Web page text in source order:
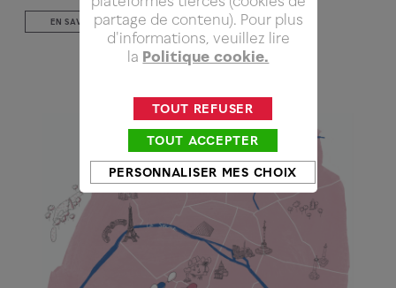
EN SAVOIR PLUSpartage de contenu). Pour plus
d'informations, veuillez lire
la Politique cookie.
TOUT REFUSER
TOUT ACCEPTER
PERSONNALISER MES CHOIX